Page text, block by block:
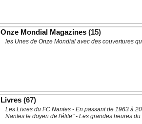
Onze Mondial Magazines (15)
les Unes de Onze Mondial avec des couvertures
Livres (67)
Les Livres du FC Nantes - En passant de 1963 à
Nantes le doyen de l'élite" - Les grandes heures